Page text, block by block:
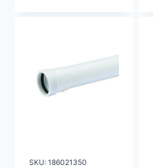
hvid
antal
SKU: 186021350